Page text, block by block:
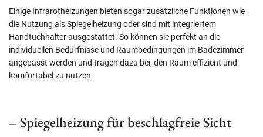
Einige Infrarotheizungen bieten sogar zusätzliche Funktionen wie
die Nutzung als Spiegelheizung oder sind mit integriertem
Handtuchhalter ausgestattet. So können sie perfekt an die
individuellen Bedürfnisse und Raumbedingungen im Badezimmer
angepasst werden und tragen dazu bei, den Raum effizient und
komfortabel zu nutzen.
– Spiegelheizung für beschlagfreie Sicht